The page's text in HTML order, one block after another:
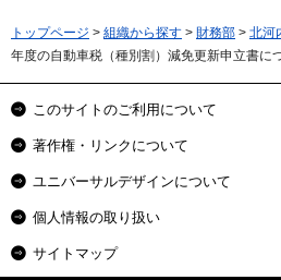
トップページ > 組織から探す > 財務部 > 北河
年度の自動車税（種別割）減免更新申立書に
このサイトのご利用について
著作権・リンクについて
ユニバーサルデザインについて
個人情報の取り扱い
サイトマップ